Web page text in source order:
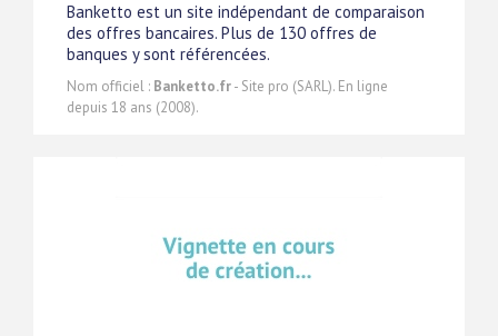
Banketto est un site indépendant de comparaison
des offres bancaires. Plus de 130 offres de
banques y sont référencées.
Nom officiel : Banketto.fr- Site pro (SARL). En ligne
depuis 18 ans (2008).